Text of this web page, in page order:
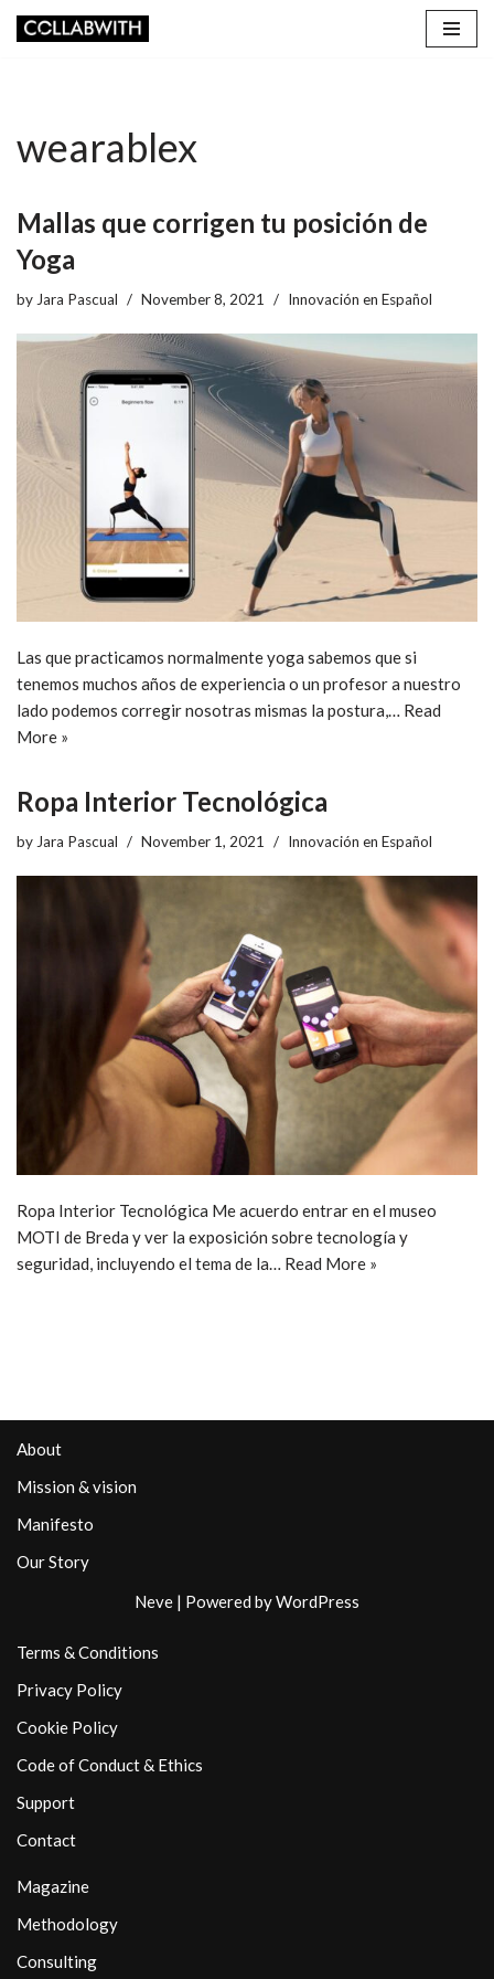
wearablex
Mallas que corrigen tu posición de
Yoga
by Jara Pascual November 8, 2021 Innovación en Español
Las que practicamos normalmente yoga sabemos que si
tenemos muchos años de experiencia o un profesor a nuestro
lado podemos corregir nosotras mismas la postura,… Read
More »
Ropa Interior Tecnológica
byJara Pascual November 1, 2021 Innovación en Español
Ropa Interior Tecnológica Me acuerdo entrar en el museo
MOTI de Breda y ver la exposición sobre tecnología y
seguridad, incluyendo el tema de la… Read More »
About
Mission & vision
Manifesto
Our Story
Neve | Powered byWordPress
Terms & Conditions
Privacy Policy
Cookie Policy
Code of Conduct & Ethics
Support
Contact
Magazine
Methodology
Consulting